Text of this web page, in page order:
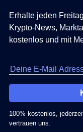
Erhalte jeden
Krypto-News,
kostenlos und mit
100% kostenlos,
vertrauen uns.